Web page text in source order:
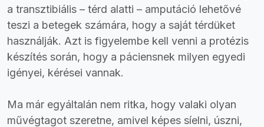
a transztibiális – térd alatti – amputáció lehetővé
teszi a betegek számára, hogy a saját térdüket
használják. Azt is figyelembe kell venni a protézis
készítés során, hogy a páciensnek milyen egyedi
igényei, kérései vannak.
Ma már egyáltalán nem ritka, hogy valaki olyan
művégtagot szeretne, amivel képes síelni, úszni,